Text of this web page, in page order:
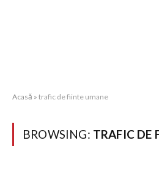
Acasă » trafic de fiinte umane
BROWSING: TRAFIC DE